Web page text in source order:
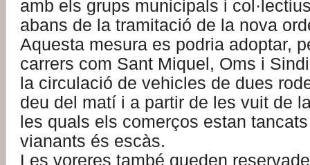
amb els grups municipals i
abans de la tramitació de la nova
Aquesta mesura es podria adoptar,
carrers com Sant Miquel, Oms i
la circulació de vehicles de dues
deu del matí i a partir de les vuit de
les quals els comerços estan
vianants és escàs.
Les voreres també queden